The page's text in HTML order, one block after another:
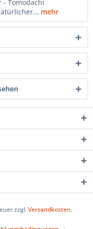
Tomodachi
mehr
zzgl.Versandkosten.